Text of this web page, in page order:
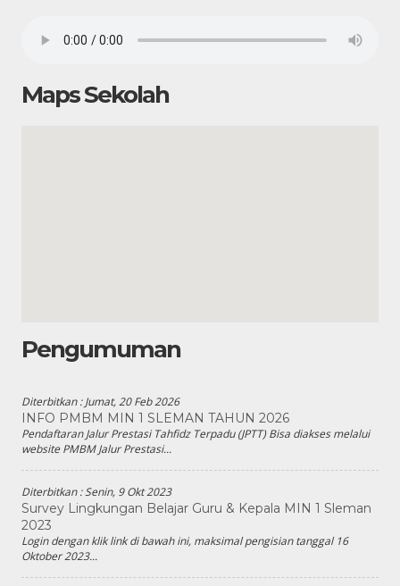
Maps Sekolah
Pengumuman
Diterbitkan :Jumat, 20 Feb 2026
INFO PMBM MIN 1 SLEMAN TAHUN 2026
Pendaftaran Jalur Prestasi Tahfidz Terpadu (JPTT) Bisa diakses melalui
website PMBM Jalur Prestasi...
Diterbitkan :Senin, 9 Okt 2023
Survey Lingkungan Belajar Guru & Kepala MIN 1 Sleman
2023
Login dengan klik link di bawah ini, maksimal pengisian tanggal 16
Oktober 2023...